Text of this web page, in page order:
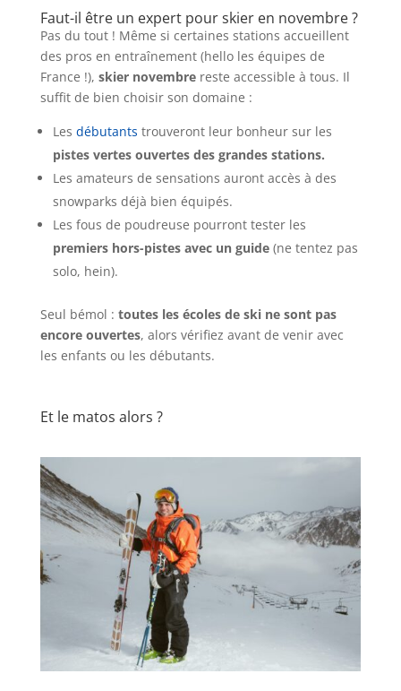
Faut-il être un expert pour skier en novembre ?
Pas du tout ! Même si certaines stations accueillent
des pros en entraînement (hello les équipes de
France !), skier novembrereste accessible à tous. Il
suffit de bien choisir son domaine :
Les débutants trouveront leur bonheur sur les
pistes vertes ouvertes des grandes stations.
Les amateurs de sensations auront accès à des
snowparks déjà bien équipés.
Les fous de poudreuse pourront tester les
premiers hors-pistes avec un guide(ne tentez pas
solo, hein).
Seul bémol : toutes les écoles de ski ne sont pas
encore ouvertes, alors vérifiez avant de venir avec
les enfants ou les débutants.
Et le matos alors ?